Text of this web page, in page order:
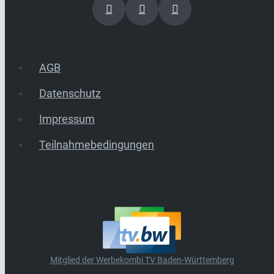
AGB
Datenschutz
Impressum
Teilnahmebedingungen
Mitglied der Werbekombi TV Baden-Württemberg